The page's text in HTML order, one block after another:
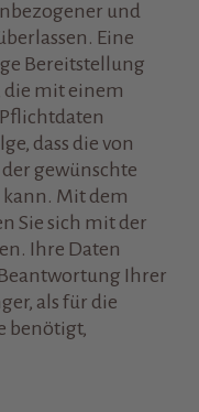
und
Eine
Bereitstellung
die mit einem
dass die von
gewünschte
Mit dem
Sie sich mit der
Ihre Daten
Ihrer
als für die
benötigt,